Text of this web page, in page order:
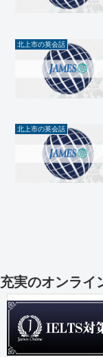
北上市の英会話
北上市の英会話
充実のオンライ